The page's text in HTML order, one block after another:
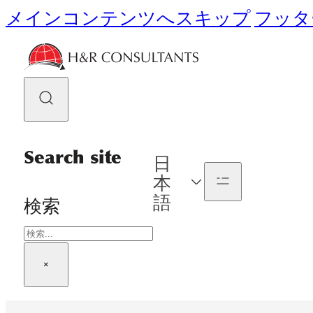
メインコンテンツへスキップ フッ
Search site
検索
×
日
本
語